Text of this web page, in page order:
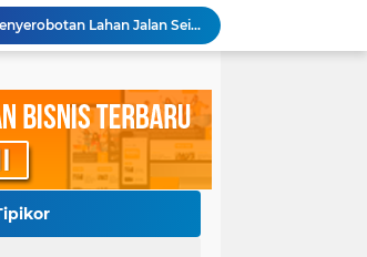
Diduga Cemarkan Nama Baik, Seorang Pengacara dan Konten Kreator Dilaporkan ke Polrestabes Medan
Polresta Deliserdang Tangkap Dua Laki-laki Pelaku Penyalahgunaan Narkoba
Gatur di Sejumlah SPBU
Aliansi Masyarakat Batak Kota Medan Laporkan Pemilik Akun Hina Suku Batak ke Polda Sumut
Diduga Langgar Putusan MA, Warga Dairi dan Kelompok Masyarakat Sipil Kecam Keras Terbitnya SKKL PT DPM
53 Kg Lebih Sabu
Hj Nurlis